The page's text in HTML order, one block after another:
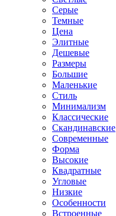
Серые
Темные
Цена
Элитные
Дешевые
Размеры
Большие
Маленькие
Стиль
Минимализм
Классические
Скандинавские
Современные
Форма
Высокие
Квадратные
Угловые
Низкие
Особенности
Встроенные